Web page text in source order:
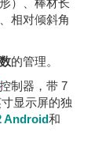
）、棒材长
相对倾斜角
的管理。
控制器，带 7
显示屏的独
Android和